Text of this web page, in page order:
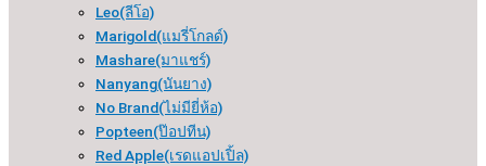
Leo(ลีโอ)
Marigold(แมรี่โกลด์)
Mashare(มาแชร์)
Nanyang(นันยาง)
No Brand(ไม่มียี่ห้อ)
Popteen(ป๊อปทีน)
Red Apple(เรดแอปเปิ้ล)